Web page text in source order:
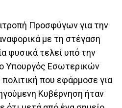
Προσφύγων για την
με τη στέγαση
φυσικά τελεί υπό την
Υπουργός Εσωτερικών
που εφάρμοσε για
Κυβέρνηση ήταν